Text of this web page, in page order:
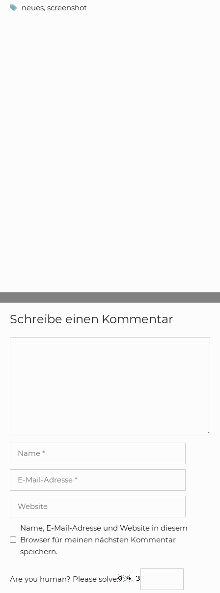
Schlagwörter
neues, screenshot
Schreibe einen Kommentar
Adresse
Name, E-Mail-Adresse und Website in diesem
Browser für meinen nächsten Kommentar
speichern.
Are you human? Please solve: